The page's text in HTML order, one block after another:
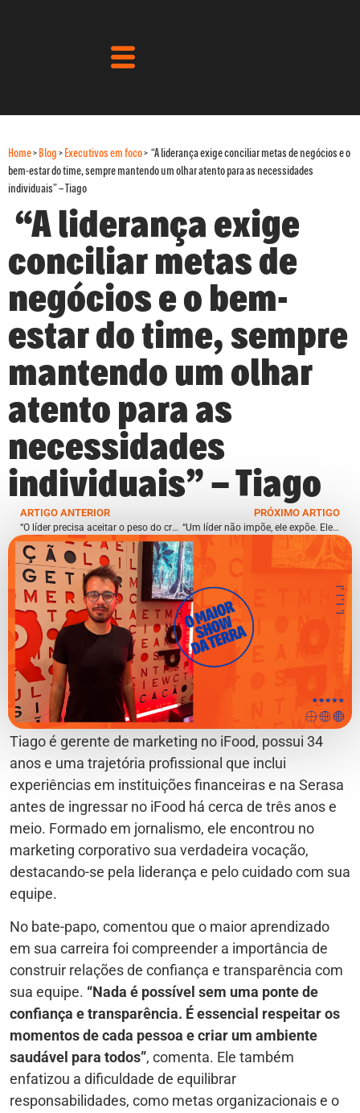
Home>Blog>Executivos em foco>“A liderança exige conciliar metas de negócios e o
bem-estar do time, sempre mantendo um olhar atento para as necessidades
individuais” – Tiago
“A liderança exige
conciliar metas de
negócios e o bem-
estar do time, sempre
mantendo um olhar
atento para as
necessidades
individuais” – Tiago
ARTIGO ANTERIOR
“O líder precisa aceitar o peso do crachá e entender que sua responsabilidade é imensa, pois ele guia pessoas e resultados financeiros” – Andrea Ritzel
PRÓXIMO ARTIGO
“Um líder não impõe, ele expõe. Ele inspira pelo exemplo e caminha ao lado da equipe, mostrando a direção” – Alexandre Siqueira
Tiago é gerente de marketing no iFood, possui 34
anos e uma trajetória profissional que inclui
experiências em instituições financeiras e na Serasa
antes de ingressar no iFood há cerca de três anos e
meio. Formado em jornalismo, ele encontrou no
marketing corporativo sua verdadeira vocação,
destacando-se pela liderança e pelo cuidado com sua
equipe.
No bate-papo, comentou que o maior aprendizado
em sua carreira foi compreender a importância de
construir relações de confiança e transparência com
sua equipe. “Nada é possível sem uma ponte de
confiança e transparência. É essencial respeitar os
momentos de cada pessoa e criar um ambiente
saudável para todos”, comenta. Ele também
enfatizou a dificuldade de equilibrar
responsabilidades, como metas organizacionais e o